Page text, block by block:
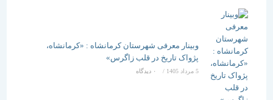
وبینار معرفی شهرستان کرمانشاه : «کرمانشاه،
پژواک تاریخ در قلب زاگرس»
5 مرداد 1405 / ۰ دیدگاه